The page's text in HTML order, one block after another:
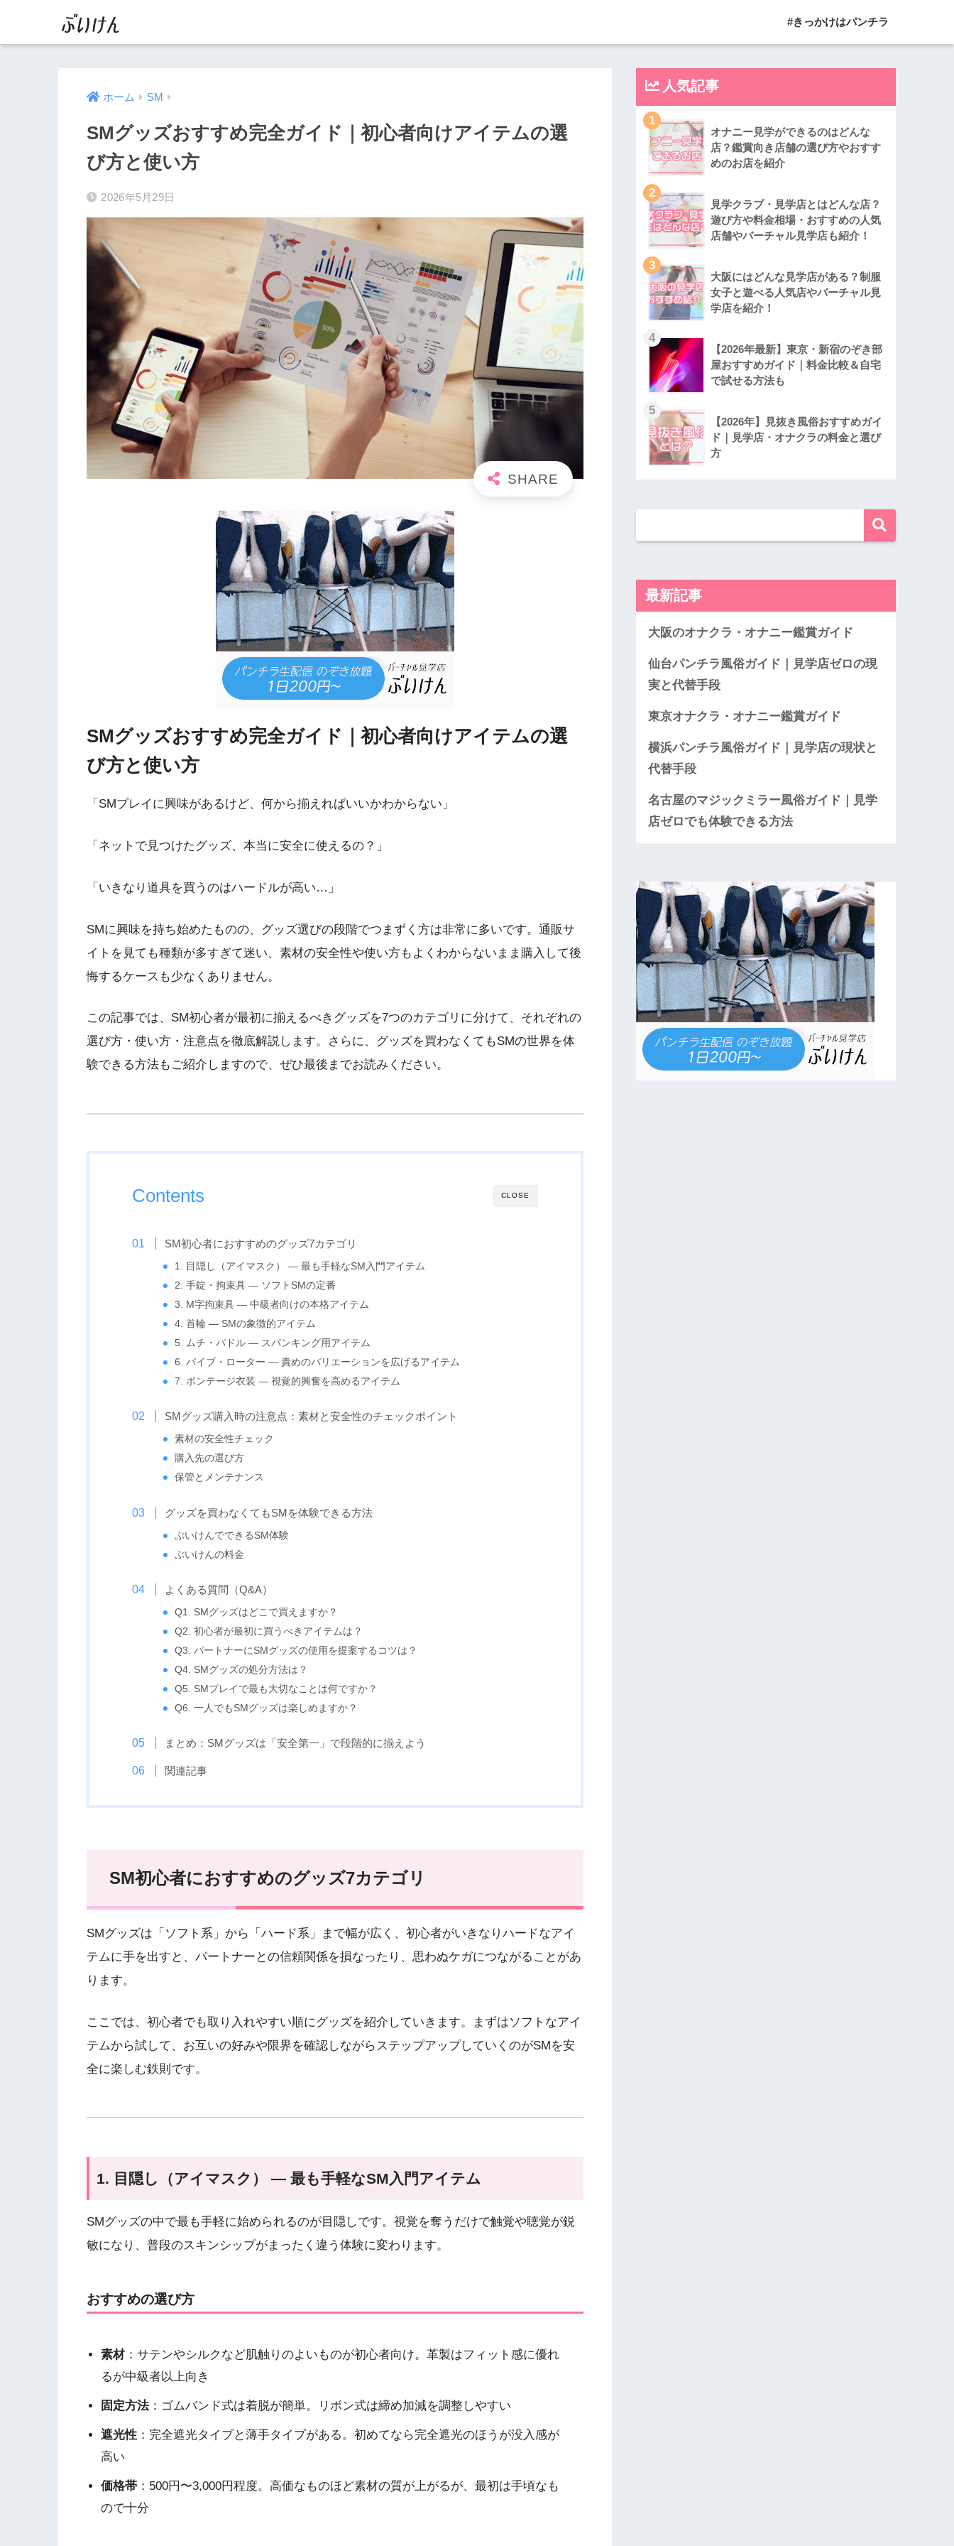
#きっかけはパンチラ
ホーム SM
SMグッズおすすめ完全ガイド｜初心者向けアイテムの選
び方と使い方
2026年5月29日
SMグッズおすすめ完全ガイド｜初心者向けアイテムの選
び方と使い方
「SMプレイに興味があるけど、何から揃えればいいかわからない」
「ネットで見つけたグッズ、本当に安全に使えるの？」
「いきなり道具を買うのはハードルが高い…」
SMに興味を持ち始めたものの、グッズ選びの段階でつまずく方は非常に多いです。通販サ
イトを見ても種類が多すぎて迷い、素材の安全性や使い方もよくわからないまま購入して後
悔するケースも少なくありません。
この記事では、SM初心者が最初に揃えるべきグッズを7つのカテゴリに分けて、それぞれの
選び方・使い方・注意点を徹底解説します。さらに、グッズを買わなくてもSMの世界を体
験できる方法もご紹介しますので、ぜひ最後までお読みください。
CLOSE
Contents
SM初心者におすすめのグッズ7カテゴリ
1. 目隠し（アイマスク） — 最も手軽なSM入門アイテム
2. 手錠・拘束具 — ソフトSMの定番
3. M字拘束具 — 中級者向けの本格アイテム
4. 首輪 — SMの象徴的アイテム
5. ムチ・パドル — スパンキング用アイテム
6. バイブ・ローター — 責めのバリエーションを広げるアイテム
7. ボンテージ衣装 — 視覚的興奮を高めるアイテム
SMグッズ購入時の注意点：素材と安全性のチェックポイント
素材の安全性チェック
購入先の選び方
保管とメンテナンス
グッズを買わなくてもSMを体験できる方法
ぶいけんでできるSM体験
ぶいけんの料金
よくある質問（Q&A）
Q1. SMグッズはどこで買えますか？
Q2. 初心者が最初に買うべきアイテムは？
Q3. パートナーにSMグッズの使用を提案するコツは？
Q4. SMグッズの処分方法は？
Q5. SMプレイで最も大切なことは何ですか？
Q6. 一人でもSMグッズは楽しめますか？
まとめ：SMグッズは「安全第一」で段階的に揃えよう
関連記事
SM初心者におすすめのグッズ7カテゴリ
SMグッズは「ソフト系」から「ハード系」まで幅が広く、初心者がいきなりハードなアイ
テムに手を出すと、パートナーとの信頼関係を損なったり、思わぬケガにつながることがあ
ります。
ここでは、初心者でも取り入れやすい順にグッズを紹介していきます。まずはソフトなアイ
テムから試して、お互いの好みや限界を確認しながらステップアップしていくのがSMを安
全に楽しむ鉄則です。
1. 目隠し（アイマスク） — 最も手軽なSM入門アイテム
SMグッズの中で最も手軽に始められるのが目隠しです。視覚を奪うだけで触覚や聴覚が鋭
敏になり、普段のスキンシップがまったく違う体験に変わります。
おすすめの選び方
素材：サテンやシルクなど肌触りのよいものが初心者向け。革製はフィット感に優れ
るが中級者以上向き
固定方法 ：ゴムバンド式は着脱が簡単。リボン式は締め加減を調整しやすい
遮光性 ：完全遮光タイプと薄手タイプがある。初めてなら完全遮光のほうが没入感が
高い
価格帯 ：500円〜3,000円程度。高価なものほど素材の質が上がるが、最初は手頃なも
ので十分
人気記事
1
オナニー見学ができるのはどんな
店？鑑賞向き店舗の選び方やおすす
めのお店を紹介
2
見学クラブ・見学店とはどんな店？
遊び方や料金相場・おすすめの人気
店舗やバーチャル見学店も紹介！
3
大阪にはどんな見学店がある？制服
女子と遊べる人気店やバーチャル見
学店を紹介！
4
【2026年最新】東京・新宿のぞき部
屋おすすめガイド｜料金比較＆自宅
で試せる方法も
5
【2026年】見抜き風俗おすすめガイ
ド｜見学店・オナクラの料金と選び
方
最新記事
大阪のオナクラ・オナニー鑑賞ガイド
仙台パンチラ風俗ガイド｜見学店ゼロの現
実と代替手段
東京オナクラ・オナニー鑑賞ガイド
横浜パンチラ風俗ガイド｜見学店の現状と
代替手段
名古屋のマジックミラー風俗ガイド｜見学
店ゼロでも体験できる方法